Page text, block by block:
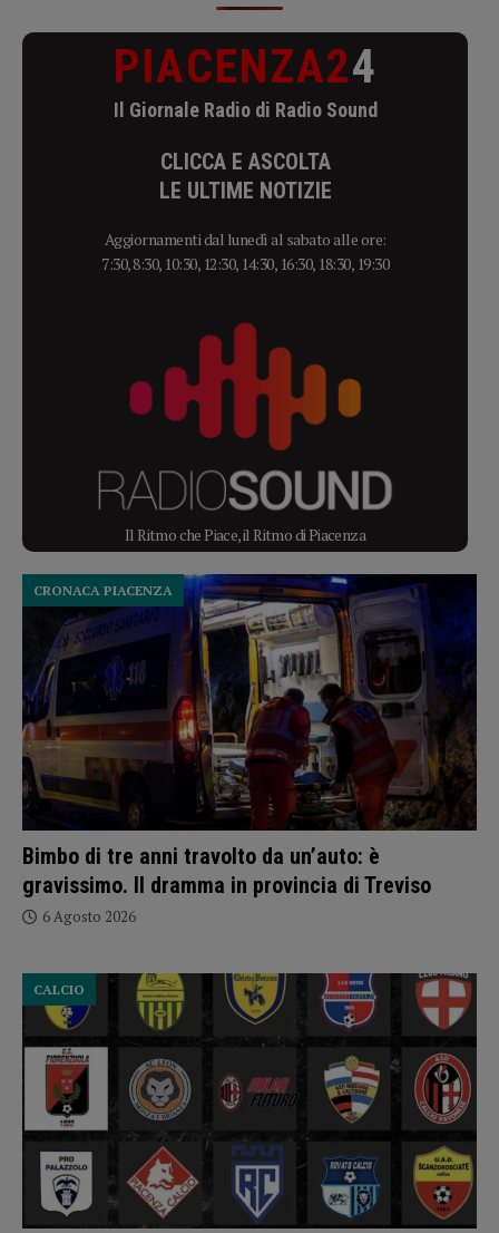
PIACENZA24
Il Giornale Radio di Radio Sound
CLICCA E ASCOLTA
LE ULTIME NOTIZIE
Aggiornamenti dal lunedì al sabato alle ore:
7:30, 8:30, 10:30, 12:30, 14:30, 16:30, 18:30, 19:30
Il Ritmo che Piace, il Ritmo di Piacenza
Bimbo di tre anni travolto da un’auto: è
gravissimo. Il dramma in provincia di Treviso
CRONACA PIACENZA
6 Agosto 2026
CALCIO